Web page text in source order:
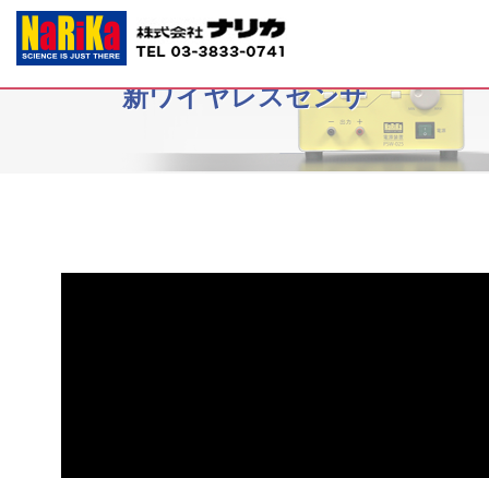
E31-8200、1 Go Directシリーズ 最
新ワイヤレスセンサ